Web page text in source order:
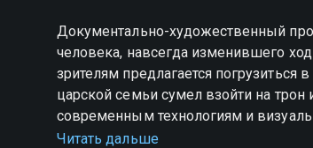
Документально-художественный
человека, навсегда изменившего
зрителям предлагается
царской семьи сумел взойти на
современным технологиям и
императора: от первых шагов к
Читать дальше